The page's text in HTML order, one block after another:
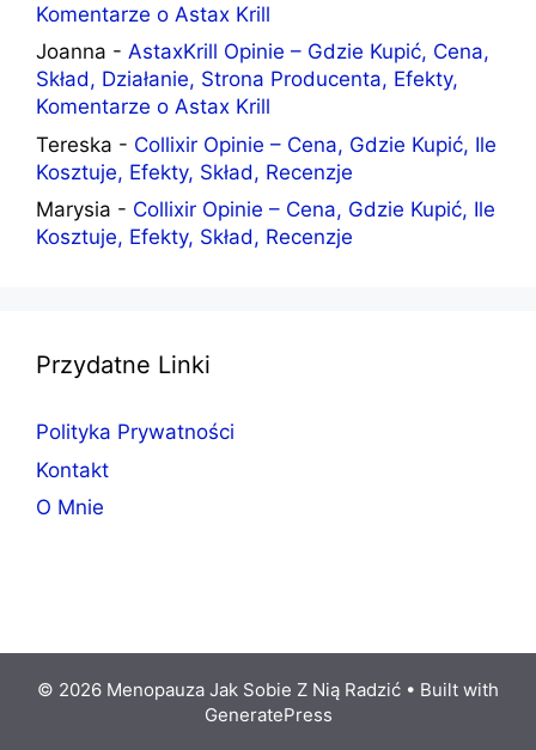
Komentarze o Astax Krill
Joanna - AstaxKrill Opinie – Gdzie Kupić, Cena,
Skład, Działanie, Strona Producenta, Efekty,
Komentarze o Astax Krill
Tereska - Collixir Opinie – Cena, Gdzie Kupić, Ile
Kosztuje, Efekty, Skład, Recenzje
Marysia - Collixir Opinie – Cena, Gdzie Kupić, Ile
Kosztuje, Efekty, Skład, Recenzje
Przydatne Linki
Polityka Prywatności
Kontakt
O Mnie
© 2026 Menopauza Jak Sobie Z Nią Radzić • Built with
GeneratePress